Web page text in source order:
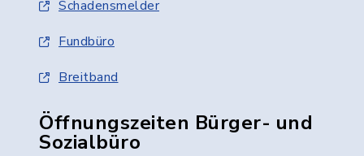
Schadensmelder
Fundbüro
Breitband
Öffnungszeiten Bürger- und
Sozialbüro